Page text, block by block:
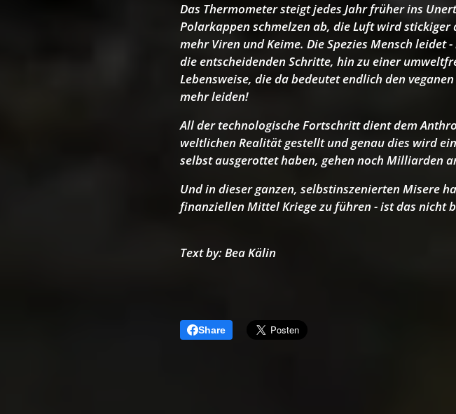
Das Thermometer steigt jedes Jahr früher ins
Polarkappen schmelzen ab, die Luft wird
mehr Viren und Keime. Die Spezies Mensch
die entscheidenden Schritte, hin zu einer
Lebensweise, die da bedeutet endlich den
mehr leiden!
All der technologische Fortschritt dient dem
weltlichen Realität gestellt und genau dies wird
selbst ausgerottet haben, gehen noch Milliarden
Und in dieser ganzen, selbstinszenierten Misere
finanziellen Mittel Kriege zu führen - ist das nicht
Text by: Bea Kälin
Share